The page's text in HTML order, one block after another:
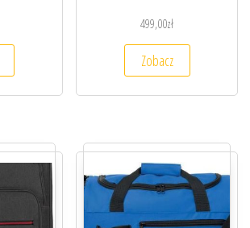
499,00zł
Zobacz